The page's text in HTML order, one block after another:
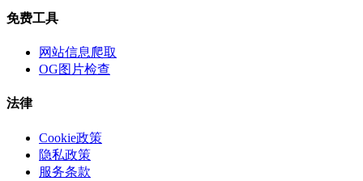
免费工具
网站信息爬取
OG图片检查
法律
Cookie政策
隐私政策
服务条款